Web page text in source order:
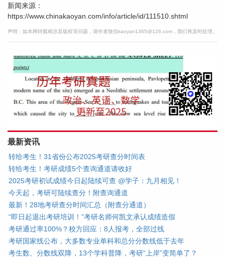
新闻来源：
https://www.chinakaoyan.com/info/article/id/111510.shtml
声明：如本网转载稿涉及版权等问题，请作者致信kaoyan1365@126.com，我们将及时处理。
最新资讯
转给考生！31省份公布2025考研查分时间表
转给考生！考研成绩5个查询通道请收好
2025考研初试成绩今日起陆续可查 @学子：九月相见！
今天起，考研可陆续查分！附查询通道
最新！28地考研查分时间汇总（附查分通道）
“即日起退出考研培训！”考研名师何凯文承认成绩造假
考研通过率100%？校方回应：8人报考，全部过线
考研国家线公布，大多数专业单科和总分分数线低于去年
考生数、分数线双降，13个学科普降，考研“上岸”变简单了？